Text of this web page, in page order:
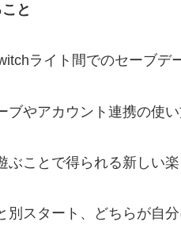
と
ライト間でのセーブデ
ブやアカウント連携の使
ぶことで得られる新しい
別スタート、どちらが自